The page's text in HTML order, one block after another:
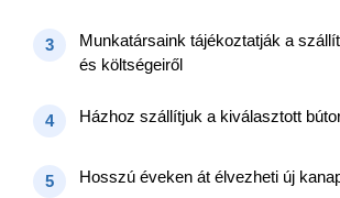
3
Munkatársaink tájékoztatják a
és költségeiről
4 Házhoz szállítjuk a kiválasztott
5 Hosszú éveken át élvezheti új